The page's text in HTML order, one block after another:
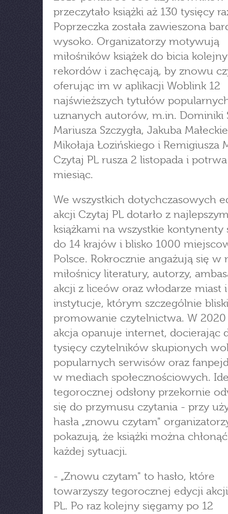
przeczytało książki aż 130 tysięcy
Poprzeczka została zawieszona
wysoko. Organizatorzy motywują
miłośników książek do bicia
rekordów i zachęcają, by znowu
oferując im w aplikacji Woblink 12
najświeższych tytułów
uznanych autorów, m.in. Dominiki
Mariusza Szczygła, Jakuba
Mikołaja Łozińskiego i Remigiusza
Czytaj PL rusza 2 listopada i potrwa
miesiąc.
We wszystkich dotychczasowych
akcji Czytaj PL dotarło z
książkami na wszystkie kontynenty
do 14 krajów i blisko 1000
Polsce. Rokrocznie angażują się w
miłośnicy literatury, autorzy,
akcji z liceów oraz włodarze miast i
instytucje, którym szczególnie
promowanie czytelnictwa. W
akcja opanuje internet, docierając
tysięcy czytelników skupionych
popularnych serwisów oraz
w mediach społecznościowych.
tegorocznej odsłony przekornie
się do przymusu czytania - przy
hasła „znowu czytam"
pokazują, że książki można
każdej sytuacji.
- „Znowu czytam" to hasło, które
towarzyszy tegorocznej edycji
PL. Po raz kolejny sięgamy po 12